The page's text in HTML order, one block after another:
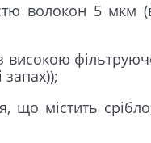
волокон 5 мкм
що містить